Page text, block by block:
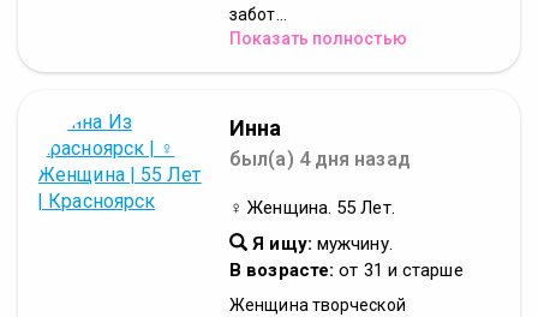
забот...
Показать полностью
Инна
был(а) 4 дня назад
♀ Женщина. 55 Лет.
Я ищу: мужчину.
В возрасте: от 31 и старше
Женщина творческой